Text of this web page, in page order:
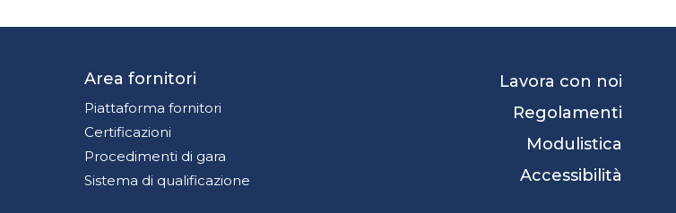
Area fornitori
Piattaforma fornitori
Certificazioni
Procedimenti di gara
Sistema di qualificazione
Lavora con noi
Regolamenti
Modulistica
Accessibilità